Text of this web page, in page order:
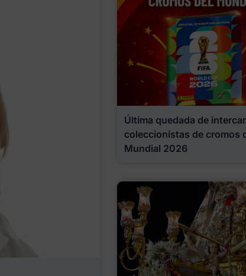
Última quedada de
coleccionistas de cromos
Mundial 2026